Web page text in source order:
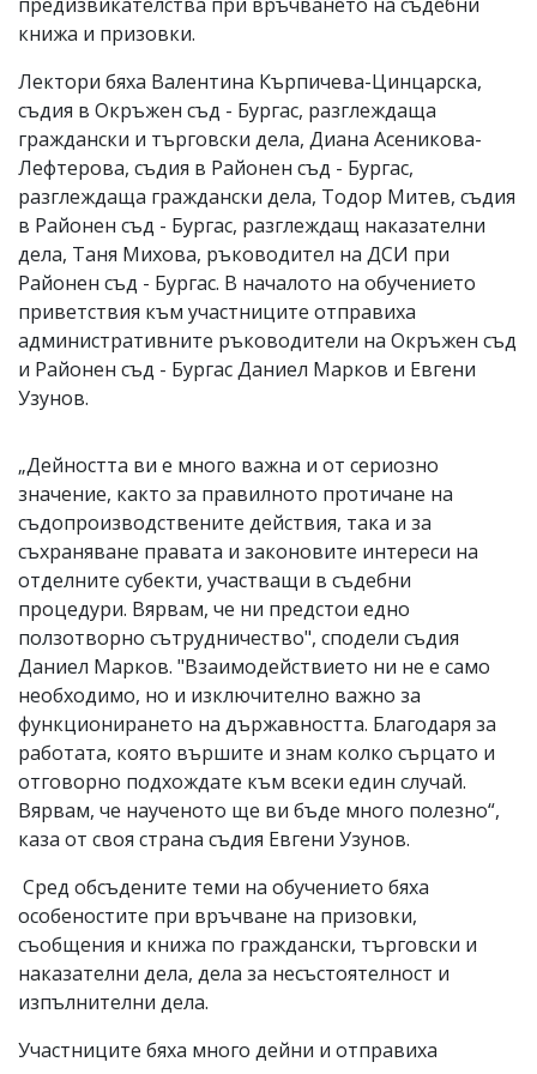
книжа и призовки.
Лектори бяха Валентина Кърпичева-Цинцарска,
съдия в Окръжен съд - Бургас, разглеждаща
граждански и търговски дела, Диана Асеникова-
Лефтерова, съдия в Районен съд - Бургас,
разглеждаща граждански дела, Тодор Митев, съдия
в Районен съд - Бургас, разглеждащ наказателни
дела, Таня Михова, ръководител на ДСИ при
Районен съд - Бургас. В началото на обучението
приветствия към участниците отправиха
административните ръководители на Окръжен съд
и Районен съд - Бургас Даниел Марков и Евгени
Узунов.
„Дейността ви е много важна и от сериозно
значение, както за правилното протичане на
съдопроизводствените действия, така и за
съхраняване правата и законовите интереси на
отделните субекти, участващи в съдебни
процедури. Вярвам, че ни предстои едно
ползотворно сътрудничество", сподели съдия
Даниел Марков. "Взаимодействието ни не е само
необходимо, но и изключително важно за
функционирането на държавността. Благодаря за
работата, която вършите и знам колко сърцато и
отговорно подхождате към всеки един случай.
Вярвам, че наученото ще ви бъде много полезно“,
каза от своя страна съдия Евгени Узунов.
Сред обсъдените теми на обучението бяха
особеностите при връчване на призовки,
съобщения и книжа по граждански, търговски и
наказателни дела, дела за несъстоятелност и
изпълнителни дела.
Участниците бяха много дейни и отправиха